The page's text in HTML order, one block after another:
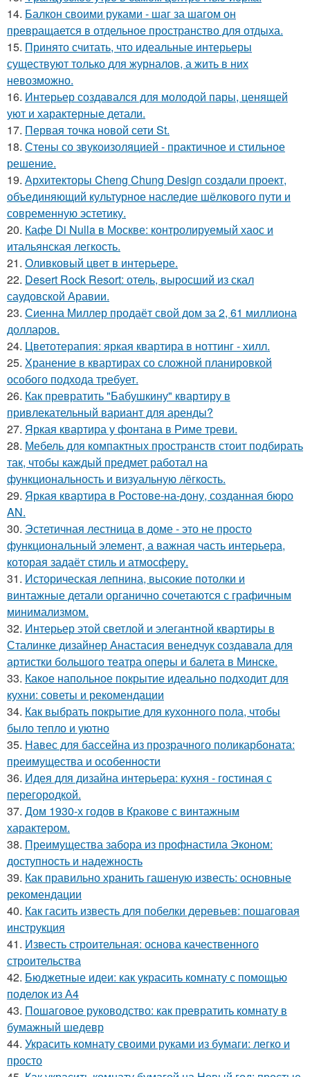
14. Балкон своими руками - шаг за шагом он
превращается в отдельное пространство для отдыха.
15. Принято считать, что идеальные интерьеры
существуют только для журналов, а жить в них
невозможно.
16. Интерьер создавался для молодой пары, ценящей
уют и характерные детали.
17. Первая точка новой сети St.
18. Стены со звукоизоляцией - практичное и стильное
решение.
19. Архитекторы Cheng Chung Design создали проект,
объединяющий культурное наследие шёлкового пути и
современную эстетику.
20. Кафе Di Nulla в Москве: контролируемый хаос и
итальянская легкость.
21. Оливковый цвет в интерьере.
22. Desert Rock Resort: отель, выросший из скал
саудовской Аравии.
23. Сиенна Миллер продаёт свой дом за 2, 61 миллиона
долларов.
24. Цветотерапия: яркая квартира в ноттинг - хилл.
25. Хранение в квартирах со сложной планировкой
особого подхода требует.
26. Как превратить "Бабушкину" квартиру в
привлекательный вариант для аренды?
27. Яркая квартира у фонтана в Риме треви.
28. Мебель для компактных пространств стоит подбирать
так, чтобы каждый предмет работал на
функциональность и визуальную лёгкость.
29. Яркая квартира в Ростове-на-дону, созданная бюро
AN.
30. Эстетичная лестница в доме - это не просто
функциональный элемент, а важная часть интерьера,
которая задаёт стиль и атмосферу.
31. Историческая лепнина, высокие потолки и
винтажные детали органично сочетаются с графичным
минимализмом.
32. Интерьер этой светлой и элегантной квартиры в
Сталинке дизайнер Анастасия венедчук создавала для
артистки большого театра оперы и балета в Минске.
33. Какое напольное покрытие идеально подходит для
кухни: советы и рекомендации
34. Как выбрать покрытие для кухонного пола, чтобы
было тепло и уютно
35. Навес для бассейна из прозрачного поликарбоната:
преимущества и особенности
36. Идея для дизайна интерьера: кухня - гостиная с
перегородкой.
37. Дом 1930-х годов в Кракове с винтажным
характером.
38. Преимущества забора из профнастила Эконом:
доступность и надежность
39. Как правильно хранить гашеную известь: основные
рекомендации
40. Как гасить известь для побелки деревьев: пошаговая
инструкция
41. Известь строительная: основа качественного
строительства
42. Бюджетные идеи: как украсить комнату с помощью
поделок из А4
43. Пошаговое руководство: как превратить комнату в
бумажный шедевр
44. Украсить комнату своими руками из бумаги: легко и
просто